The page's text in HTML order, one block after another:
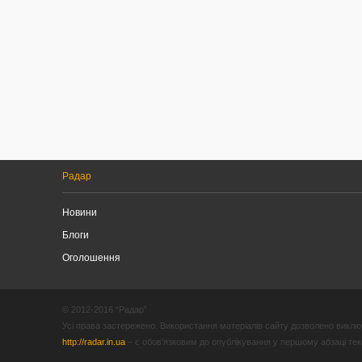
Радар
Новини
Блоги
Оголошення
© 2012-2016 “Радар”
Усі права застережено. Використання матеріалів сайту дозволено
http://radar.in.ua – є обов’язковим до опублікування у першому абзаці